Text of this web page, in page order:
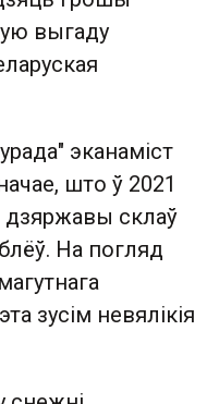
выгаду
эканаміст
што ў 2021
склаў
На погляд
зусім невялікія